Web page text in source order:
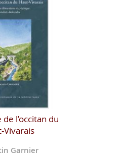
l’occitan du
Vivarais
Garnier